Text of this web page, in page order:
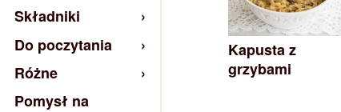
Kapusta z
grzybami
Składniki
Do poczytania
Różne
Pomysł na